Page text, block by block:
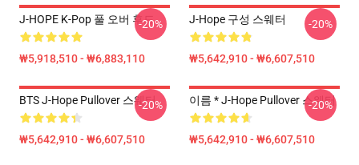
J-HOPE K-Pop 풀 오버 후드
₩5,918,510 - ₩6,883,110
-20% J-Hope 구성 스웨터
₩5,642,910 - ₩6,607,510
-20%
BTS J-Hope Pullover 스웨터
₩5,642,910 - ₩6,607,510
-20% 이름 * J-Hope Pullover 스웨터
₩5,642,910 - ₩6,607,510
-20%